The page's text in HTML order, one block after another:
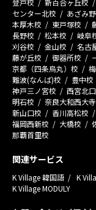
センター北校
あざみ
本厚木校
東戸塚校
長野校
松本校 岐阜
刈谷校
金山校 名古
藤が丘校
御器所校
京都（四条烏丸）校
難波(なんば)校
豊中校
神戸三ノ宮校
西宮北
明石校
奈良大和西大
新山口校
香川高松校
福岡西新校
大橋校
那覇首里校
関連サービス
K Village 韓国語 K
K Village MODULY